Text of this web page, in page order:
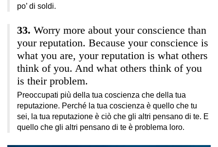
po’ di soldi.
Worry more about your conscience than
your reputation. Because your conscience is
what you are, your reputation is what others
think of you. And what others think of you
is their problem.
Preoccupati più della tua coscienza che della tua
reputazione. Perché la tua coscienza è quello che tu
sei, la tua reputazione è ciò che gli altri pensano di te. E
quello che gli altri pensano di te è problema loro.